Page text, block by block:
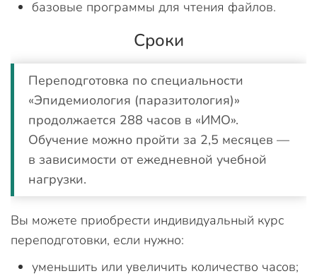
базовые программы для чтения файлов.
Сроки
Переподготовка по специальности
«Эпидемиология (паразитология)»
продолжается 288 часов в «ИМО».
Обучение можно пройти за 2,5 месяцев —
в зависимости от ежедневной учебной
нагрузки.
Вы можете приобрести индивидуальный курс
переподготовки, если нужно:
уменьшить или увеличить количество часов;